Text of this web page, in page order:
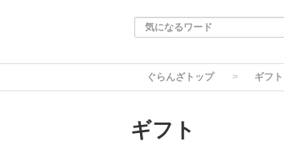
ぐらんざトップ ギフト
ギフト